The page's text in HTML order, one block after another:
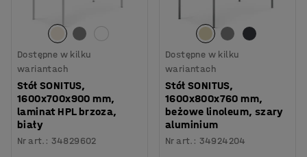
Dostępne w kilku
wariantach
Stół SONITUS,
1600x700x900 mm,
laminat HPL brzoza,
biały
Nr art. : 34829602
Dostępne w kilku
wariantach
Stół SONITUS,
1600x800x760 mm,
beżowe linoleum, szary
aluminium
Nr art. : 34924204